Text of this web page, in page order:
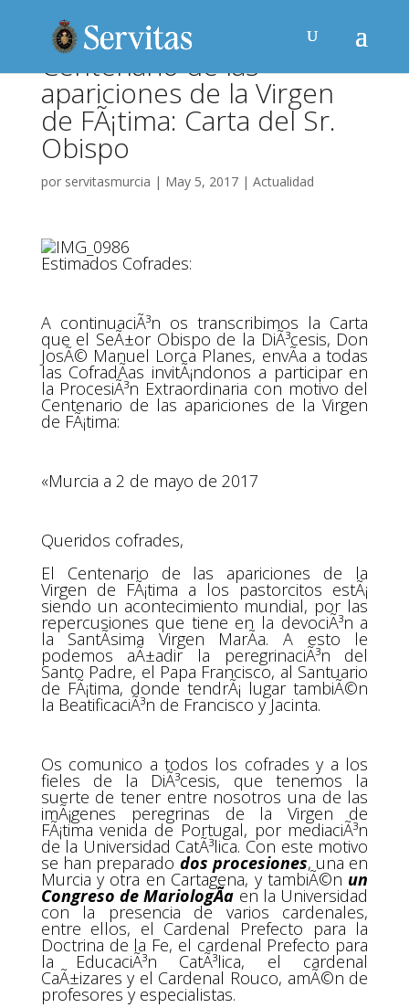
Centenario de las
apariciones de la Virgen
de FÃ¡tima: Carta del Sr.
Obispo
por servitasmurcia | May 5, 2017| Actualidad
Estimados Cofrades:
A continuaciÃ³n os transcribimos la Carta
que el SeÃ±or Obispo de la DiÃ³cesis, Don
JosÃ© Manuel Lorca Planes, envÃ­a a todas
las CofradÃ­as invitÃ¡ndonos a participar en
la ProcesiÃ³n Extraordinaria con motivo del
Centenario de las apariciones de la Virgen
de FÃ¡tima:
«Murcia a 2 de mayo de 2017
Queridos cofrades,
El Centenario de las apariciones de la
Virgen de FÃ¡tima a los pastorcitos estÃ¡
siendo un acontecimiento mundial, por las
repercusiones que tiene en la devociÃ³n a
la SantÃ­sima Virgen MarÃ­a. A esto le
podemos aÃ±adir la peregrinaciÃ³n del
Santo Padre, el Papa Francisco, al Santuario
de FÃ¡tima, donde tendrÃ¡ lugar tambiÃ©n
la BeatificaciÃ³n de Francisco y Jacinta.
Os comunico a todos los cofrades y a los
fieles de la DiÃ³cesis, que tenemos la
suerte de tener entre nosotros una de las
imÃ¡genes peregrinas de la Virgen de
FÃ¡tima venida de Portugal, por mediaciÃ³n
de la Universidad CatÃ³lica. Con este motivo
se han preparado dos procesiones, una en
Murcia y otra en Cartagena, y tambiÃ©n un
Congreso de MariologÃ­a en la Universidad
con la presencia de varios cardenales,
entre ellos, el Cardenal Prefecto para la
Doctrina de la Fe, el cardenal Prefecto para
la EducaciÃ³n CatÃ³lica, el cardenal
CaÃ±izares y el Cardenal Rouco, amÃ©n de
profesores y especialistas.